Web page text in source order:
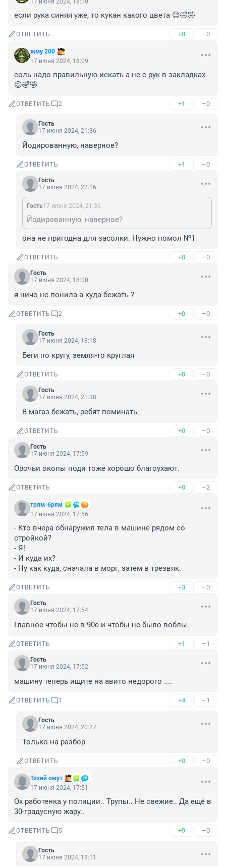
17 июня 2024, 18:10
если рука синяя уже, то кукан какого цвета 😉🤣🤣
ОТВЕТИТЬ +0 –0
жму 200
17 июня 2024, 18:09
соль надо правильную искать а не с рук в закладках
😉🤣🤣
ОТВЕТИТЬ 2 +1 –0
Гость
17 июня 2024, 21:36
Йодированную, наверное?
ОТВЕТИТЬ +1 –0
Гость
17 июня 2024, 22:16
Гость17 июня 2024, 21:36
Йодированную, наверное?
она не пригодна для засолки. Нужно помол №1
ОТВЕТИТЬ +0 –0
Гость
17 июня 2024, 18:00
я ничо не понила а куда бежать ?
ОТВЕТИТЬ 2 +0 –0
Гость
17 июня 2024, 18:18
Беги по кругу, земля-то круглая
ОТВЕТИТЬ +0 –0
Гость
17 июня 2024, 21:38
В магаз бежать, ребят поминать.
ОТВЕТИТЬ +0 –0
Гость
17 июня 2024, 17:59
Орочьи окопы поди тоже хорошо благоухают.
ОТВЕТИТЬ +0 –2
трям-брям
17 июня 2024, 17:56
- Кто вчера обнаружил тела в машине рядом со
стройкой?
- Я!
- И куда их?
- Ну как куда, сначала в морг, затем в трезвяк.
ОТВЕТИТЬ +3 –0
Гость
17 июня 2024, 17:54
Главное чтобы не в 90е и чтобы не было воблы.
ОТВЕТИТЬ +1 –1
Гость
17 июня 2024, 17:52
машину теперь ищите на авито недорого ....
ОТВЕТИТЬ 1 +4 –1
Гость
17 июня 2024, 20:27
Только на разбор
ОТВЕТИТЬ +0 –0
Тихий омут
17 июня 2024, 17:51
Ох работенка у полиции.. Трупы.. Не свежие.. Да ещё в
30-градусную жару..
ОТВЕТИТЬ 5 +9 –0
Гость
17 июня 2024, 18:11